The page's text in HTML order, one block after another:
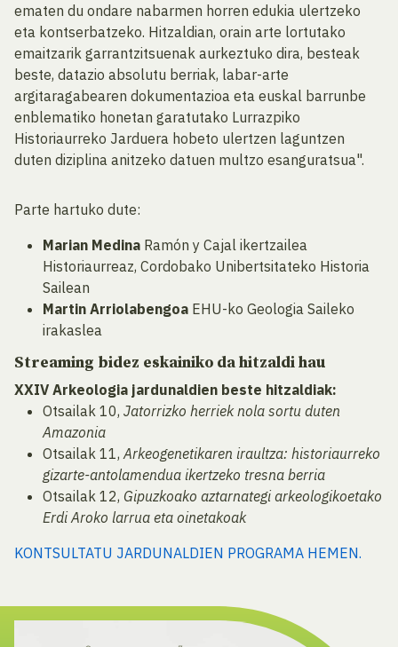
ematen du ondare nabarmen horren edukia ulertzeko
eta kontserbatzeko. Hitzaldian, orain arte lortutako
emaitzarik garrantzitsuenak aurkeztuko dira, besteak
beste, datazio absolutu berriak, labar-arte
argitaragabearen dokumentazioa eta euskal barrunbe
enblematiko honetan garatutako Lurrazpiko
Historiaurreko Jarduera hobeto ulertzen laguntzen
duten diziplina anitzeko datuen multzo esanguratsua".
Parte hartuko dute:
Marian Medina Ramón y Cajal ikertzailea
Historiaurreaz, Cordobako Unibertsitateko Historia
Sailean
Martin Arriolabengoa EHU-ko Geologia Saileko
irakaslea
Streaming bidez eskainiko da hitzaldi hau
XXIV Arkeologia jardunaldien beste hitzaldiak:
Otsailak 10, Jatorrizko herriek nola sortu duten
Amazonia
Otsailak 11, Arkeogenetikaren iraultza: historiaurreko
gizarte-antolamendua ikertzeko tresna berria
Otsailak 12, Gipuzkoako aztarnategi arkeologikoetako
Erdi Aroko larrua eta oinetakoak
KONTSULTATU JARDUNALDIEN PROGRAMA HEMEN.